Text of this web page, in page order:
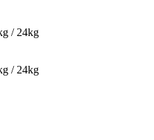
/ 24kg
/ 24kg